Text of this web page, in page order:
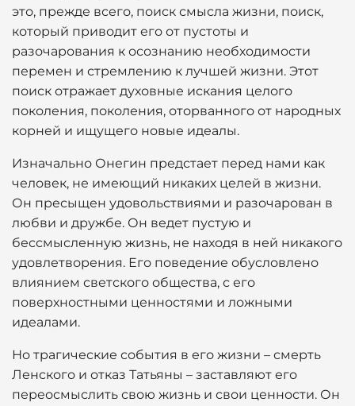
это, прежде всего, поиск смысла жизни, поиск,
который приводит его от пустоты и
разочарования к осознанию необходимости
перемен и стремлению к лучшей жизни. Этот
поиск отражает духовные искания целого
поколения, поколения, оторванного от народных
корней и ищущего новые идеалы.
Изначально Онегин предстает перед нами как
человек, не имеющий никаких целей в жизни.
Он пресыщен удовольствиями и разочарован в
любви и дружбе. Он ведет пустую и
бессмысленную жизнь, не находя в ней никакого
удовлетворения. Его поведение обусловлено
влиянием светского общества, с его
поверхностными ценностями и ложными
идеалами.
Но трагические события в его жизни – смерть
Ленского и отказ Татьяны – заставляют его
переосмыслить свою жизнь и свои ценности. Он